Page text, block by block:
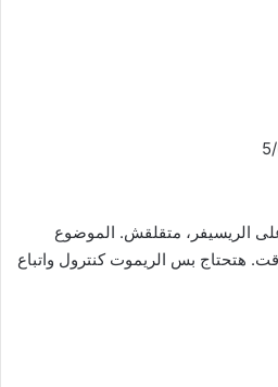
الريسيفر، متقلقش. الموضوع
هتحتاج بس الريموت كنترول واتباع